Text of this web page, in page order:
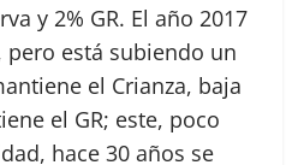
y 2% GR. El año 2017
está subiendo un
el Crianza, baja
el GR; este, poco
hace 30 años se